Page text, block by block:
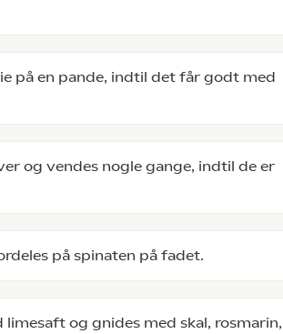
på en pande, indtil det får godt med
og vendes nogle gange, indtil de er
på spinaten på fadet.
limesaft og gnides med skal, rosmarin,